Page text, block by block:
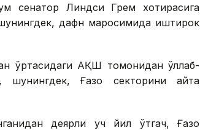
сенатор Линдси Грем хотирасига
дафн маросимида иштирок
ўртасидаги АҚШ томонидан қўллаб-
шунингдек, Ғазо секторини қайта
деярли уч йил ўтгач, Ғазо